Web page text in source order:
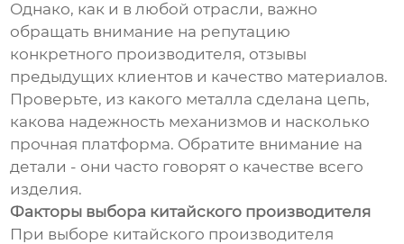
Однако, как и в любой отрасли, важно
обращать внимание на репутацию
конкретного производителя, отзывы
предыдущих клиентов и качество материалов.
Проверьте, из какого металла сделана цепь,
какова надежность механизмов и насколько
прочная платформа. Обратите внимание на
детали - они часто говорят о качестве всего
изделия.
Факторы выбора китайского производителя
При выборе китайского производителя